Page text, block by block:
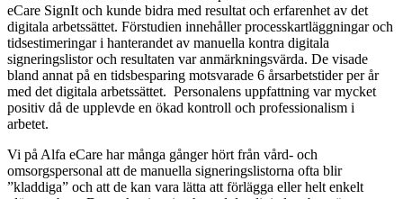
eCare SignIt och kunde bidra med resultat och erfarenhet av det
digitala arbetssättet. Förstudien innehåller processkartläggningar och
tidsestimeringar i hanterandet av manuella kontra digitala
signeringslistor och resultaten var anmärkningsvärda. De visade
bland annat på en tidsbesparing motsvarade 6 årsarbetstider per år
med det digitala arbetssättet. Personalens uppfattning var mycket
positiv då de upplevde en ökad kontroll och professionalism i
arbetet.
Vi på Alfa eCare har många gånger hört från vård- och
omsorgspersonal att de manuella signeringslistorna ofta blir
”kladdiga” och att de kan vara lätta att förlägga eller helt enkelt